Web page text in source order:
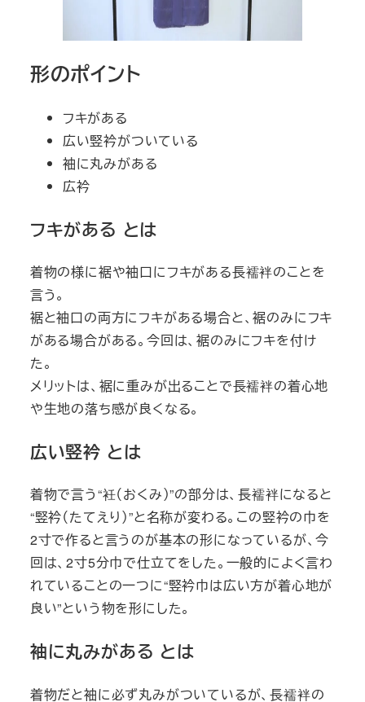
形のポイント
フキがある
広い竪衿がついている
袖に丸みがある
広衿
フキがある とは
着物の様に裾や袖口にフキがある長襦袢のことを
言う。
裾と袖口の両方にフキがある場合と、裾のみにフキ
がある場合がある。今回は、裾のみにフキを付け
た。
メリットは、裾に重みが出ることで長襦袢の着心地
や生地の落ち感が良くなる。
広い竪衿 とは
着物で言う“衽（おくみ）”の部分は、長襦袢になると
“竪衿（たてえり）”と名称が変わる。この竪衿の巾を
2寸で作ると言うのが基本の形になっているが、今
回は、2寸5分巾で仕立てをした。一般的によく言わ
れていることの一つに“竪衿巾は広い方が着心地が
良い”という物を形にした。
袖に丸みがある とは
着物だと袖に必ず丸みがついているが、長襦袢の